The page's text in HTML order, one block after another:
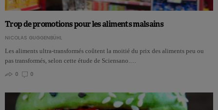
Trop de promotions pour les aliments malsains
NICOLAS GUGGENBÜHL
Les aliments ultra-transformés coûtent la moitié du prix des aliments peu ou
pas transformés, selon cette étude de Sciensano.…
0
0